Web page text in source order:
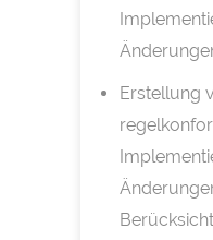
Erstellung